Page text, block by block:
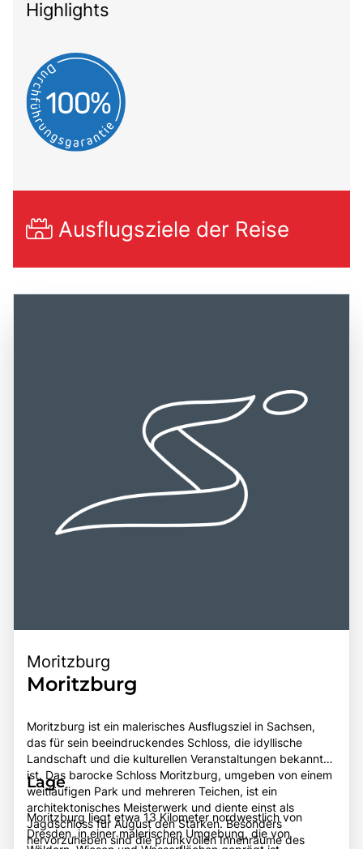
Highlights
Ausflugsziele der Reise
Moritzburg
Moritzburg
Moritzburg ist ein malerisches Ausflugsziel in Sachsen,
das für sein beeindruckendes Schloss, die idyllische
Landschaft und die kulturellen Veranstaltungen bekannt
ist. Das barocke Schloss Moritzburg, umgeben von einem
weitläufigen Park und mehreren Teichen, ist ein
architektonisches Meisterwerk und diente einst als
Jagdschloss für August den Starken. Besonders
hervorzuheben sind die prunkvollen Innenräume des
Lage
Moritzburg liegt etwa 13 Kilometer nordwestlich von
Dresden, in einer malerischen Umgebung, die von